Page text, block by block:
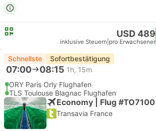
USD 489
inklusive Steuern pro Erwachsener
Schnellste Sofortbestätigung
07:00 08:15 1h, 15m
ORY Paris Orly Flughafen
TLS Toulouse Blagnac Flughafen
Economy | Flug #TO7100
Transavia France